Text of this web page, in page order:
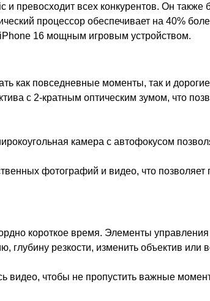
превосходит всех конкурентов. Он
процессор обеспечивает на 40%
16 мощным игровым устройством.
как повседневные моменты, так и
с 2-кратным оптическим зумом, что
камера с автофокусом
фотографий и видео, что позволяет
короткое время. Элементы
глубину резкости, изменить объектив
видео, чтобы не пропустить важные